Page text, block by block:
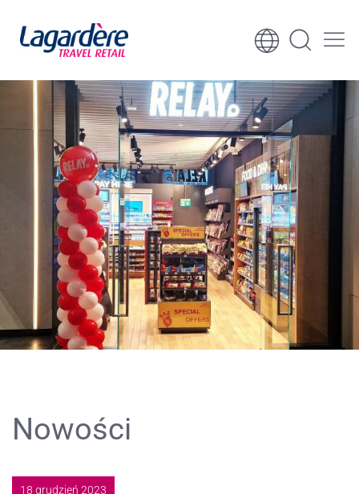
Skocz do treści
Nowości
18 grudzień 2023